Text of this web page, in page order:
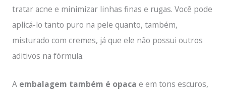
tratar acne e minimizar linhas finas e rugas. Você pode
aplicá-lo tanto puro na pele quanto, também,
misturado com cremes, já que ele não possui outros
aditivos na fórmula.
A embalagem também é opaca e em tons escuros,